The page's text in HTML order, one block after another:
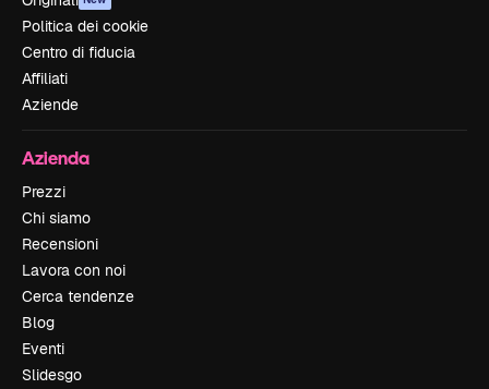
Politica dei cookie
Centro di fiducia
Affiliati
Aziende
Azienda
Prezzi
Chi siamo
Recensioni
Lavora con noi
Cerca tendenze
Blog
Eventi
Slidesgo